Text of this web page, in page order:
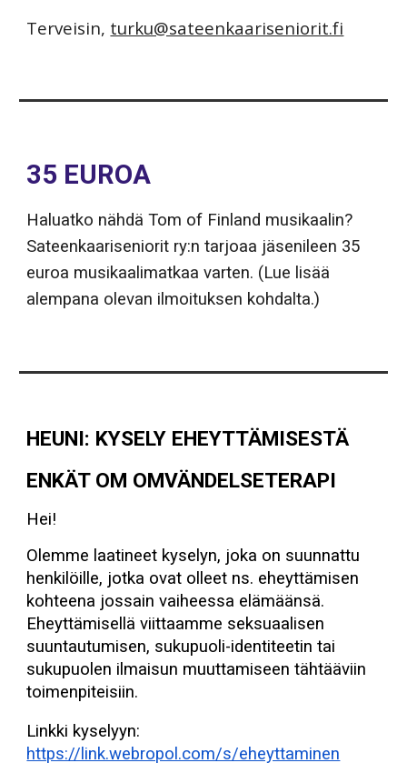
Terveisin, turku@sateenkaariseniorit.fi
35 EUROA
Haluatko nähdä Tom of Finland musikaalin?
Sateenkaariseniorit ry:n tarjoaa jäsenileen 35
euroa musikaalimatkaa varten. (Lue lisää
alempana olevan ilmoituksen kohdalta.)
HEUNI: KYSELY EHEYTTÄMISESTÄ
ENKÄT OM OMVÄNDELSETERAPI
Hei!
Olemme laatineet kyselyn, joka on suunnattu
henkilöille, jotka ovat olleet ns. eheyttämisen
kohteena jossain vaiheessa elämäänsä.
Eheyttämisellä viittaamme seksuaalisen
suuntautumisen, sukupuoli-identiteetin tai
sukupuolen ilmaisun muuttamiseen tähtääviin
toimenpiteisiin.
Linkki kyselyyn:
https://link.webropol.com/s/eheyttaminen